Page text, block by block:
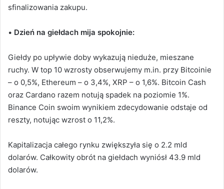
sfinalizowania zakupu.
• Dzień na giełdach mija spokojnie:
Giełdy po upływie doby wykazują nieduże, mieszane
ruchy. W top 10 wzrosty obserwujemy m.in. przy Bitcoinie
– o 0,5%, Ethereum – o 3,4%, XRP – o 1,6%. Bitcoin Cash
oraz Cardano razem notują spadek na poziomie 1%.
Binance Coin swoim wynikiem zdecydowanie odstaje od
reszty, notując wzrost o 11,2%.
Kapitalizacja całego rynku zwiększyła się o 2.2 mld
dolarów. Całkowity obrót na giełdach wyniósł 43.9 mld
dolarów.